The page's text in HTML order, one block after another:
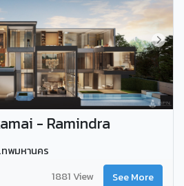
- Ramindra
ทพมหานคร
1881 View See More